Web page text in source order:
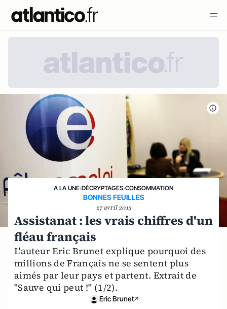
A LA UNE›DÉCRYPTAGES›CONSOMMATION
BONNES FEUILLES
27 avril 2013
Assistanat : les vrais chiffres d'un
fléau français
L'auteur Eric Brunet explique pourquoi des
millions de Français ne se sentent plus
aimés par leur pays et partent. Extrait de
"Sauve qui peut !" (1/2).
Eric Brunet